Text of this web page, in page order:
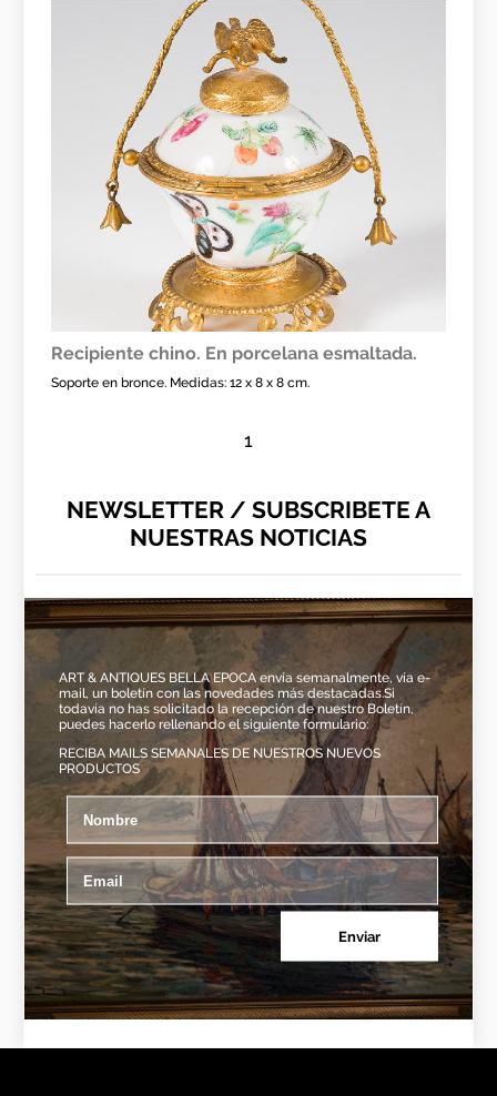
Recipiente chino. En porcelana esmaltada.
Soporte en bronce. Medidas: 12 x 8 x 8 cm.
1
NEWSLETTER / SUBSCRIBETE A
NUESTRAS NOTICIAS
ART & ANTIQUES BELLA EPOCA envía semanalmente, vía e-
mail, un boletín con las novedades más destacadas.Si
todavía no has solicitado la recepción de nuestro Boletín,
puedes hacerlo rellenando el siguiente formulario:
RECIBA MAILS SEMANALES DE NUESTROS NUEVOS
PRODUCTOS
Enviar